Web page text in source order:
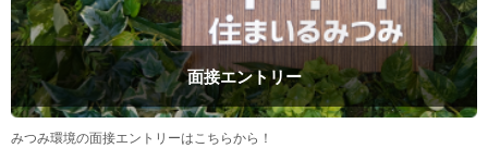
面接エントリー
みつみ環境の面接エントリーはこちらから！